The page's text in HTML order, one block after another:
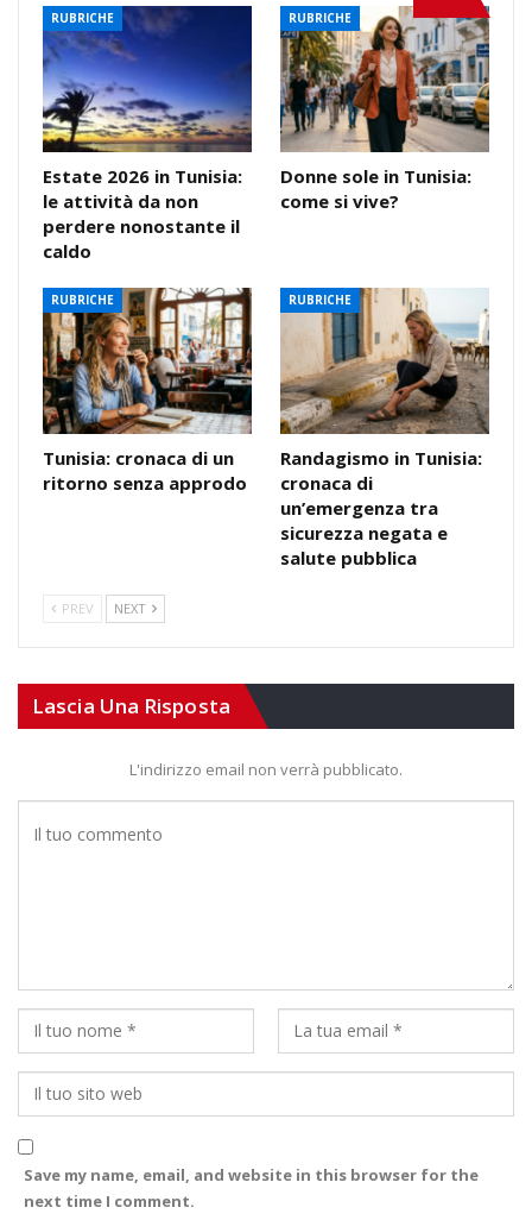
RUBRICHE
Estate 2026 in Tunisia:
le attività da non
perdere nonostante il
caldo
RUBRICHE
Donne sole in Tunisia:
come si vive?
RUBRICHE
Tunisia: cronaca di un
ritorno senza approdo
RUBRICHE
Randagismo in Tunisia:
cronaca di
un’emergenza tra
sicurezza negata e
salute pubblica
PREV NEXT
Lascia Una Risposta
L'indirizzo email non verrà pubblicato.
Save my name, email, and website in this browser for the
next time I comment.